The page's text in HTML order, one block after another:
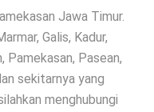
Jawa Timur.
Galis, Kadur,
Pamekasan, Pasean,
sekitarnya yang
menghubungi